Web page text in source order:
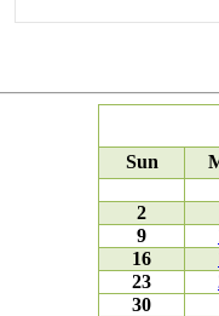
Sun
2
9
16
23
30